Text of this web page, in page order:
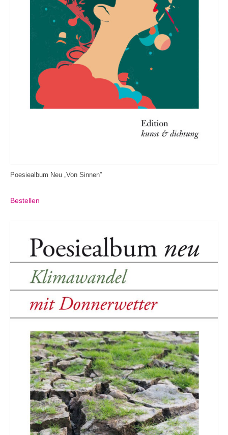
Poesiealbum Neu „Von Sinnen”
Bestellen